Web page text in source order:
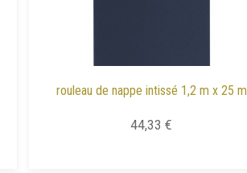
rouleau de nappe intissé 1,2 m x 25 m
44,33 €